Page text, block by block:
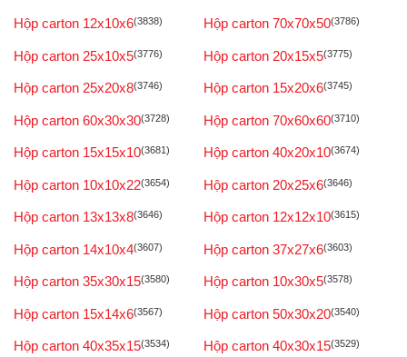
Hộp carton 12x10x6(3838) Hộp carton 70x70x50(3786)
Hộp carton 25x10x5(3776) Hộp carton 20x15x5(3775)
Hộp carton 25x20x8(3746) Hộp carton 15x20x6(3745)
Hộp carton 60x30x30(3728) Hộp carton 70x60x60(3710)
Hộp carton 15x15x10(3681) Hộp carton 40x20x10(3674)
Hộp carton 10x10x22(3654) Hộp carton 20x25x6(3646)
Hộp carton 13x13x8(3646) Hộp carton 12x12x10(3615)
Hộp carton 14x10x4(3607) Hộp carton 37x27x6(3603)
Hộp carton 35x30x15(3580) Hộp carton 10x30x5(3578)
Hộp carton 15x14x6(3567) Hộp carton 50x30x20(3540)
Hộp carton 40x35x15(3534) Hộp carton 40x30x15(3529)